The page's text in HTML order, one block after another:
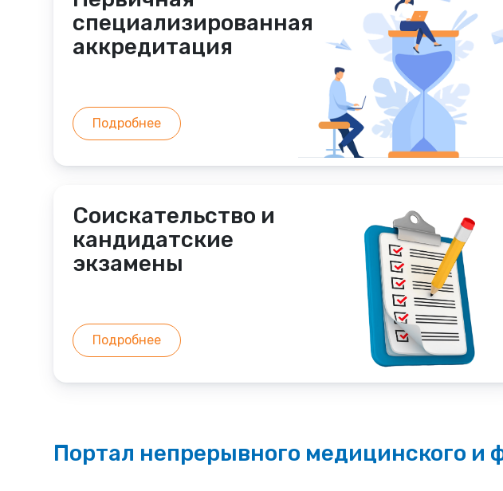
специализированная
аккредитация
Подробнее
Соискательство и
кандидатские
экзамены
Подробнее
Портал непрерывного медицинского и